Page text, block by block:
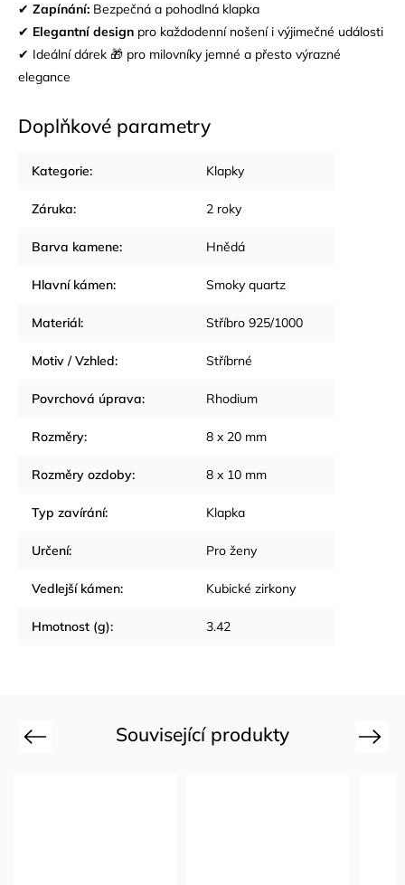
✔ Zapínání: Bezpečná a pohodlná klapka
✔ Elegantní design pro každodenní nošení i výjimečné události
✔ Ideální dárek 🎁 pro milovníky jemné a přesto výrazné
elegance
Doplňkové parametry
Kategorie: Klapky
Záruka: 2 roky
Barva kamene: Hnědá
Hlavní kámen: Smoky quartz
Materiál: Stříbro 925/1000
Motiv / Vzhled: Stříbrné
Povrchová úprava: Rhodium
Rozměry: 8 x 20 mm
Rozměry ozdoby: 8 x 10 mm
Typ zavírání: Klapka
Určení: Pro ženy
Vedlejší kámen: Kubické zirkony
Hmotnost (g): 3.42
Související produkty
Previous Next